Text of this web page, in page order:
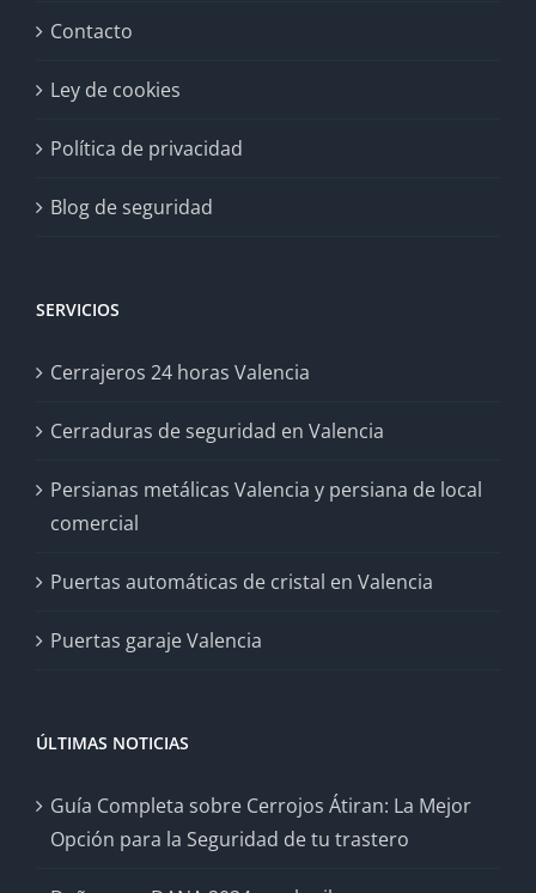
Contacto
Ley de cookies
Política de privacidad
Blog de seguridad
SERVICIOS
Cerrajeros 24 horas Valencia
Cerraduras de seguridad en Valencia
Persianas metálicas Valencia y persiana de local
comercial
Puertas automáticas de cristal en Valencia
Puertas garaje Valencia
ÚLTIMAS NOTICIAS
Guía Completa sobre Cerrojos Átiran: La Mejor
Opción para la Seguridad de tu trastero